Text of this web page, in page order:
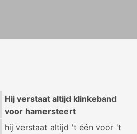
Hij verstaat altijd klinkeband
voor hamersteert
hij verstaat altijd 't één voor 't